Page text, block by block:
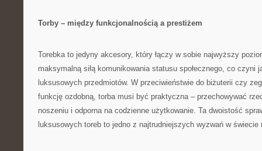
Torby – między funkcjonalnością a prestiżem
Torebka to jedyny akcesory, który łączy w sobie najwyższy
maksymalną siłą komunikowania statusu społecznego, co czyni
luksusowych przedmiotów. W przeciwieństwie do biżuterii czy
funkcję ozdobną, torba musi być praktyczna – przechowywać
noszeniu i odporna na codzienne użytkowanie. Ta dwoistość
luksusowych toreb to jedno z najtrudniejszych wyzwań w świecie